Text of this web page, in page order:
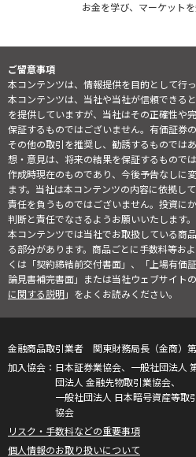
お金を学び、マーケット
ご留意事項
本コンテンツは、情報提供を目的として行っ
本コンテンツは、当社や当社が信頼できる
を提供していますが、当社はその正確性や
保証するものではございません。有価証券
その他の取引を推奨し、勧誘するものでは
想・意見は、将来の結果を保証するもので
作成時現在のものであり、今後予告なしに
ます。当社は本コンテンツの内容に依拠し
責任を負うものではございません。投資に
判断と責任でなさるようお願いいたします。
本コンテンツでは当社でお取扱している商
る部分があります。商品ごとに手数料等お
くは「契約締結前交付書面」、「上場有価
論見書補完書面」または当社ウェブサイト
に関する説明」をよくお読みください。
金融商品取引業者 関東財務局長（金商）
日本証券業協会、一般社団法人
団法人 金融先物取引業協会、
一般社団法人 日本暗号資産等取
協会
リスク・手数料などの重要事項
個人情報のお取り扱いについて